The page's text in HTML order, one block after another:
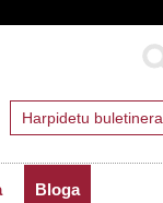
Harpidetu buletinera
Bloga